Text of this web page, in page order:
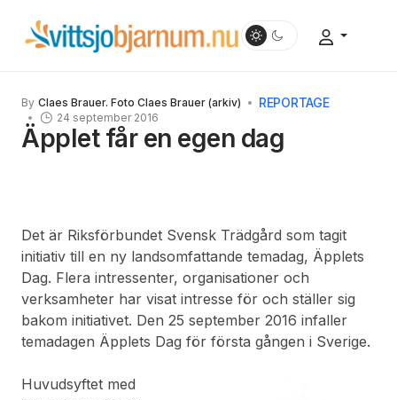
By Claes Brauer. Foto Claes Brauer (arkiv) REPORTAGE
24 september 2016
Äpplet får en egen dag
Det är Riksförbundet Svensk Trädgård som tagit
initiativ till en ny landsomfattande temadag, Äpplets
Dag. Flera intressenter, organisationer och
verksamheter har visat intresse för och ställer sig
bakom initiativet. Den 25 september 2016 infaller
temadagen Äpplets Dag för första gången i Sverige.
Huvudsyftet med